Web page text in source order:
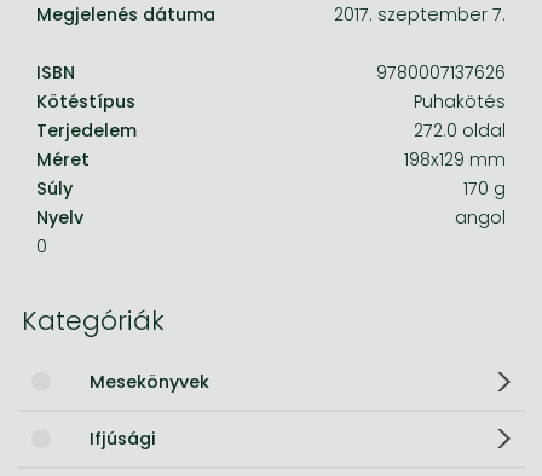
Megjelenés dátuma
2017. szeptember 7.
ISBN
9780007137626
Kötéstípus
Puhakötés
Terjedelem
272.0 oldal
Méret
198x129 mm
Súly
170 g
Nyelv
angol
0
Kategóriák
Mesekönyvek
Ifjúsági